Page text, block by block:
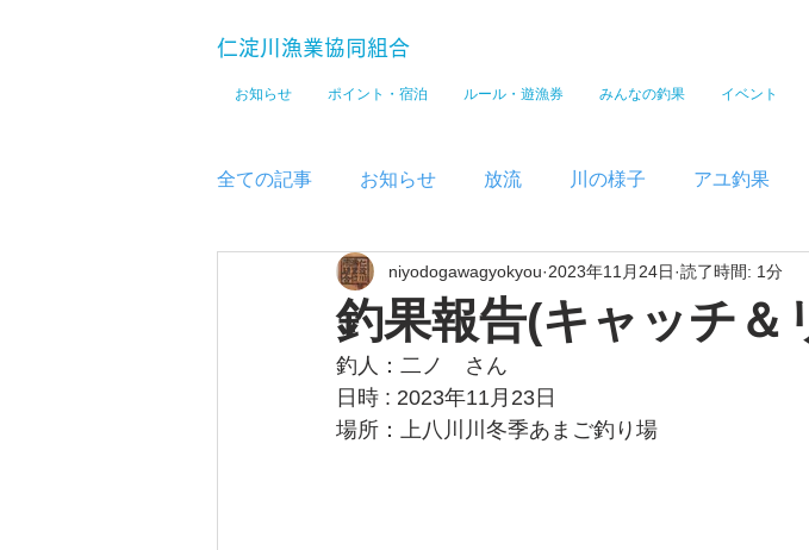
仁淀川漁業協同組合
お知らせ ポイント・宿泊 ルール・遊漁券 みんなの釣果 イベント
全ての記事 お知らせ 放流 川の様子 アユ釣果
メディア
釣果報告(キャッチ＆
niyodogawagyokyou 2023年11月24日 読了時間: 1分
釣人：二ノ　さん
日時 : 2023年11月23日
場所：上八川川冬季あまご釣り場